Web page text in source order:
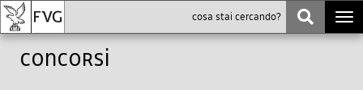
Concorsi